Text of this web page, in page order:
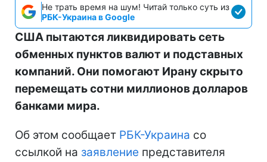
Не трать время на шум! Читай только суть из
РБК-Украина в Google
США пытаются ликвидировать сеть
обменных пунктов валют и подставных
компаний. Они помогают Ирану скрыто
перемещать сотни миллионов долларов
банками мира.
Об этом сообщает РБК-Украина со
ссылкой на заявление представителя